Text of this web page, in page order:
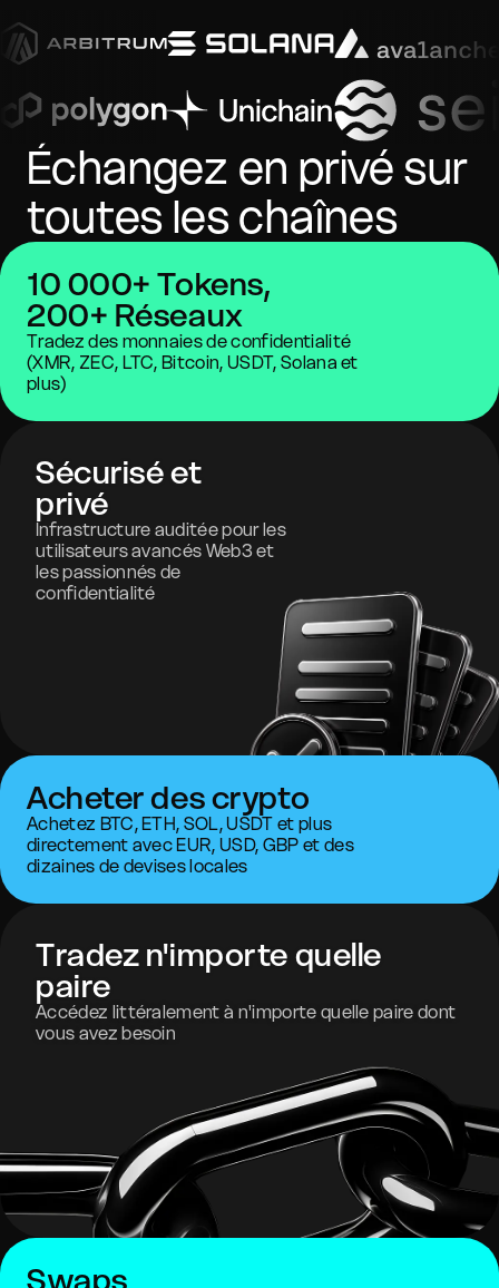
Échangez en privé sur
toutes les chaînes
10 000+ Tokens,
200+ Réseaux
Tradez des monnaies de confidentialité
(XMR, ZEC, LTC, Bitcoin, USDT, Solana et
plus)
Sécurisé et
privé
Infrastructure auditée pour les
utilisateurs avancés Web3 et
les passionnés de
confidentialité
Tradez n'importe quelle
paire
Accédez littéralement à n'importe quelle paire dont
vous avez besoin
Acheter des crypto
Achetez BTC, ETH, SOL, USDT et plus
directement avec EUR, USD, GBP et des
dizaines de devises locales